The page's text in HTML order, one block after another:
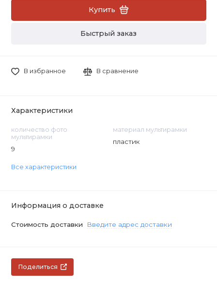
Купить
Быстрый заказ
В избранное В сравнение
Характеристики
количество фото
мультирамки
9
материал мультирамки
пластик
Все характеристики
Информация о доставке
Стоимость доставки Введите адрес доставки
Поделиться